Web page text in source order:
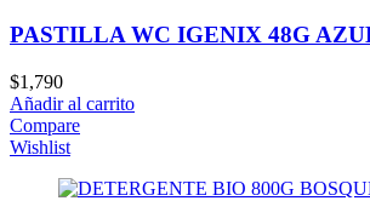
PASTILLA WC IGENIX 48G
$1,790
Añadir al carrito
Compare
Wishlist